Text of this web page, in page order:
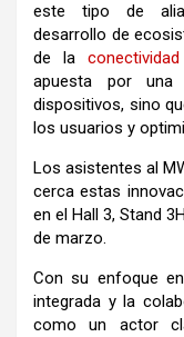
este tipo de
desarrollo de
de la conectividad
apuesta por
dispositivos, sino
los usuarios y
Los asistentes al
cerca estas
en el Hall 3, Stand
de marzo.
Con su enfoque
integrada y la
como un actor